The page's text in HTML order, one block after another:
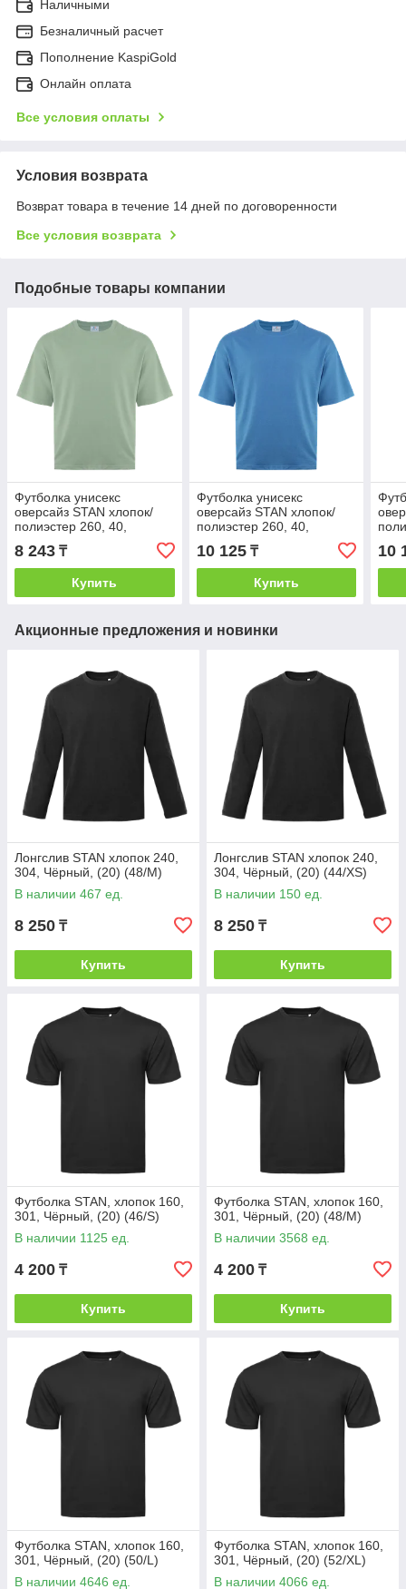
Наличными
Безналичный расчет
Пополнение KaspiGold
Онлайн оплата
Все условия оплаты
Условия возврата
Возврат товара в течение 14 дней по договоренности
Все условия возврата
Подобные товары компании
Футболка унисекс
оверсайз STAN хлопок/
полиэстер 260, 40,
Светло-оливковый, (136)
(46/S)
8 243 ₸
Купить
Футболка унисекс
оверсайз STAN хлопок/
полиэстер 260, 40,
Голубой, (761) (46/S)
10 125₸
Купить
10
Акционные предложения и новинки
Лонгслив STAN хлопок 240,
304, Чёрный, (20) (48/M)
В наличии 467 ед.
8 250 ₸
Купить
Лонгслив STAN хлопок 240,
304, Чёрный, (20) (44/XS)
В наличии 150 ед.
8 250 ₸
Купить
Футболка STAN, хлопок 160,
301, Чёрный, (20) (46/S)
В наличии 1125 ед.
4 200 ₸
Купить
Футболка STAN, хлопок 160,
301, Чёрный, (20) (48/M)
В наличии 3568 ед.
4 200 ₸
Купить
Футболка STAN, хлопок 160,
301, Чёрный, (20) (50/L)
В наличии 4646 ед.
Футболка STAN, хлопок 160,
301, Чёрный, (20) (52/XL)
В наличии 4066 ед.